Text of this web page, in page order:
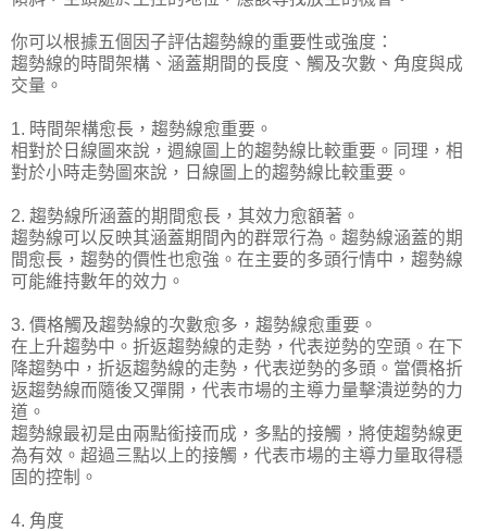
你可以根據五個因子評估趨勢線的重要性或強度：
趨勢線的時間架構、涵蓋期間的長度、觸及次數、角度與成
交量。
1. 時間架構愈長，趨勢線愈重要。
相對於日線圖來說，週線圖上的趨勢線比較重要。同理，相
對於小時走勢圖來說，日線圖上的趨勢線比較重要。
2. 趨勢線所涵蓋的期間愈長，其效力愈額著。
趨勢線可以反映其涵蓋期間內的群眾行為。趨勢線涵蓋的期
間愈長，趨勢的價性也愈強。在主要的多頭行情中，趨勢線
可能維持數年的效力。
3. 價格觸及趨勢線的次數愈多，趨勢線愈重要。
在上升趨勢中。折返趨勢線的走勢，代表逆勢的空頭。在下
降趨勢中，折返趨勢線的走勢，代表逆勢的多頭。當價格折
返趨勢線而隨後又彈開，代表市場的主導力量擊潰逆勢的力
道。
趨勢線最初是由兩點銜接而成，多點的接觸，將使趨勢線更
為有效。超過三點以上的接觸，代表市場的主導力量取得穩
固的控制。
4. 角度